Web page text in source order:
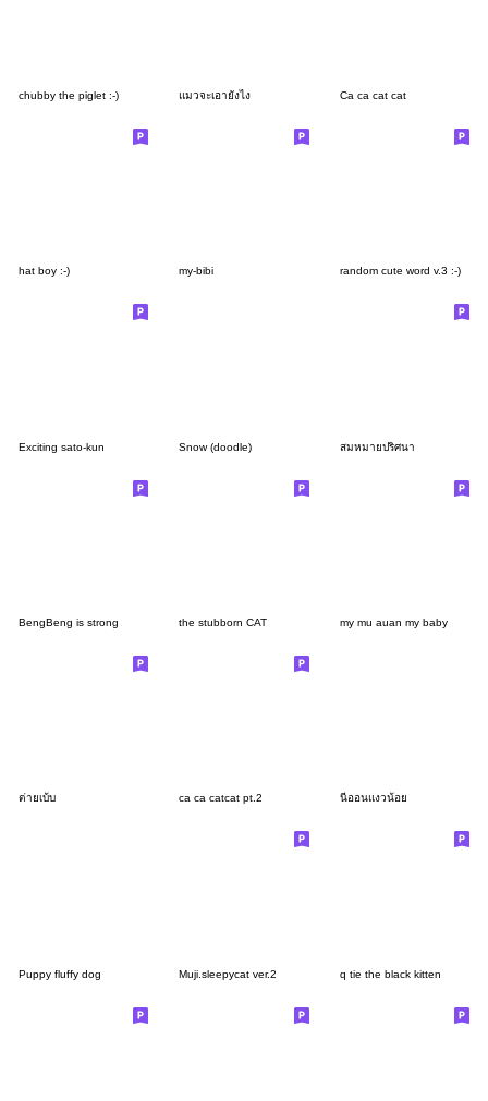
chubby the piglet :-) แมวจะเอายังไง Ca ca cat cat
hat boy :-) my-bibi random cute word v.3 :-)
Exciting sato-kun Snow (doodle) สมหมายปริศนา
BengBeng is strong the stubborn CAT my mu auan my baby
ต่ายเบ้บ ca ca catcat pt.2 นีออนแงวน้อย
Puppy fluffy dog Muji.sleepycat ver.2 q tie the black kitten